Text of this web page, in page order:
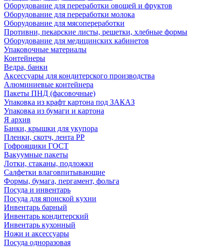
Оборудование для переработки овощей и фруктов
Оборудование для переработки молока
Оборудование для мясопереработки
Противни, пекарские листы, решетки, хлебные формы
Оборудование для медицинских кабинетов
Упаковочные материалы
Контейнеры
Ведра, банки
Аксессуары для кондитерского производства
Алюминиевые контейнера
Пакеты ПНД (фасовочные)
Упаковка из крафт картона под ЗАКАЗ
Упаковка из бумаги и картона
Я архив
Банки, крышки для укупора
Пленки, скотч, лента РР
Гофроящики ГОСТ
Вакуумные пакеты
Лотки, стаканы, подложки
Салфетки влаговпитывающие
Формы, бумага, пергамент, фольга
Посуда и инвентарь
Посуда для японской кухни
Инвентарь барный
Инвентарь кондитерский
Инвентарь кухонный
Ножи и аксессуары
Посуда одноразовая